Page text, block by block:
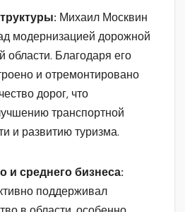
Михаил Москвин
модернизацией дорожной
области. Благодаря его
и отремонтировано
дорог, что
транспортной
и развитию туризма.
и среднего бизнеса:
поддерживал